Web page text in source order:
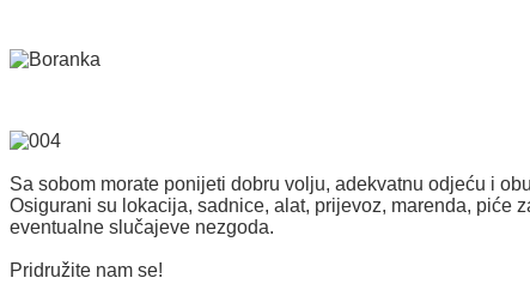
Sa sobom morate ponijeti dobru volju, adekvatnu odjeću i
Osigurani su lokacija, sadnice, alat, prijevoz, marenda, piće
eventualne slučajeve nezgoda.
Pridružite nam se!